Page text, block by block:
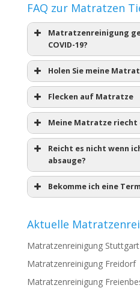
FAQ zur Matratzen
Matratzenreinigung
COVID-19?
Holen Sie meine
Flecken auf Matratze
Meine Matratze riecht
Reicht es nicht wenn
absauge?
Bekomme ich eine
Aktuelle
Matratzenreinigung
Matratzenreinigung Freidorf
Matratzenreinigung